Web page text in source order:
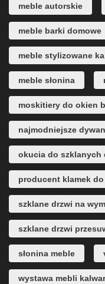
meble autorskie
meble barki domowe
meble stylizowane
meble słonina
moskitiery do okien
najmodniejsze
okucia do szklanych
producent klamek
szklane drzwi na
szklane drzwi
słonina meble
wystawa mebli